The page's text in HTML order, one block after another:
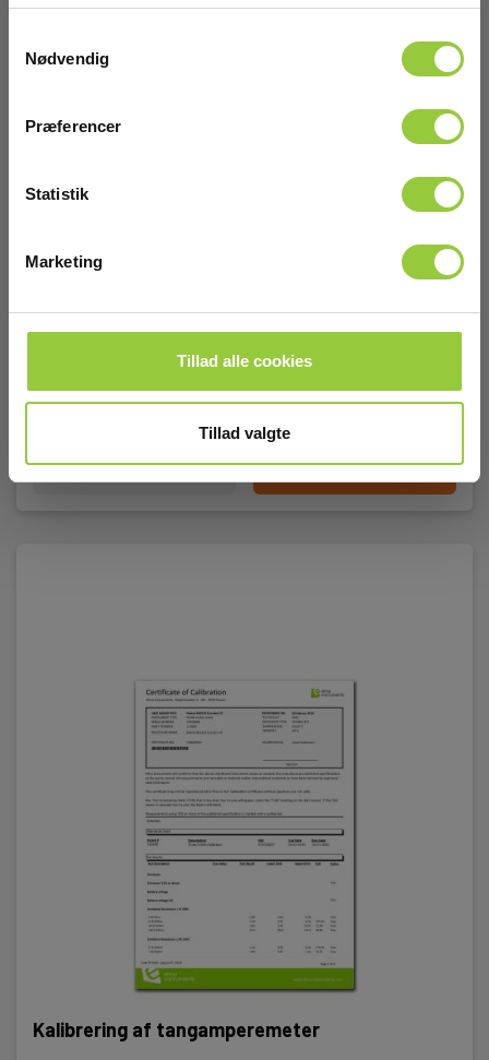
Nødvendig
Præferencer
Statistik
Marketing
Tillad alle cookies
Tillad valgte
Nettovægt:
EAN 8033100180626
På lager
Excl. moms
Kalibrering af tangamperemeter